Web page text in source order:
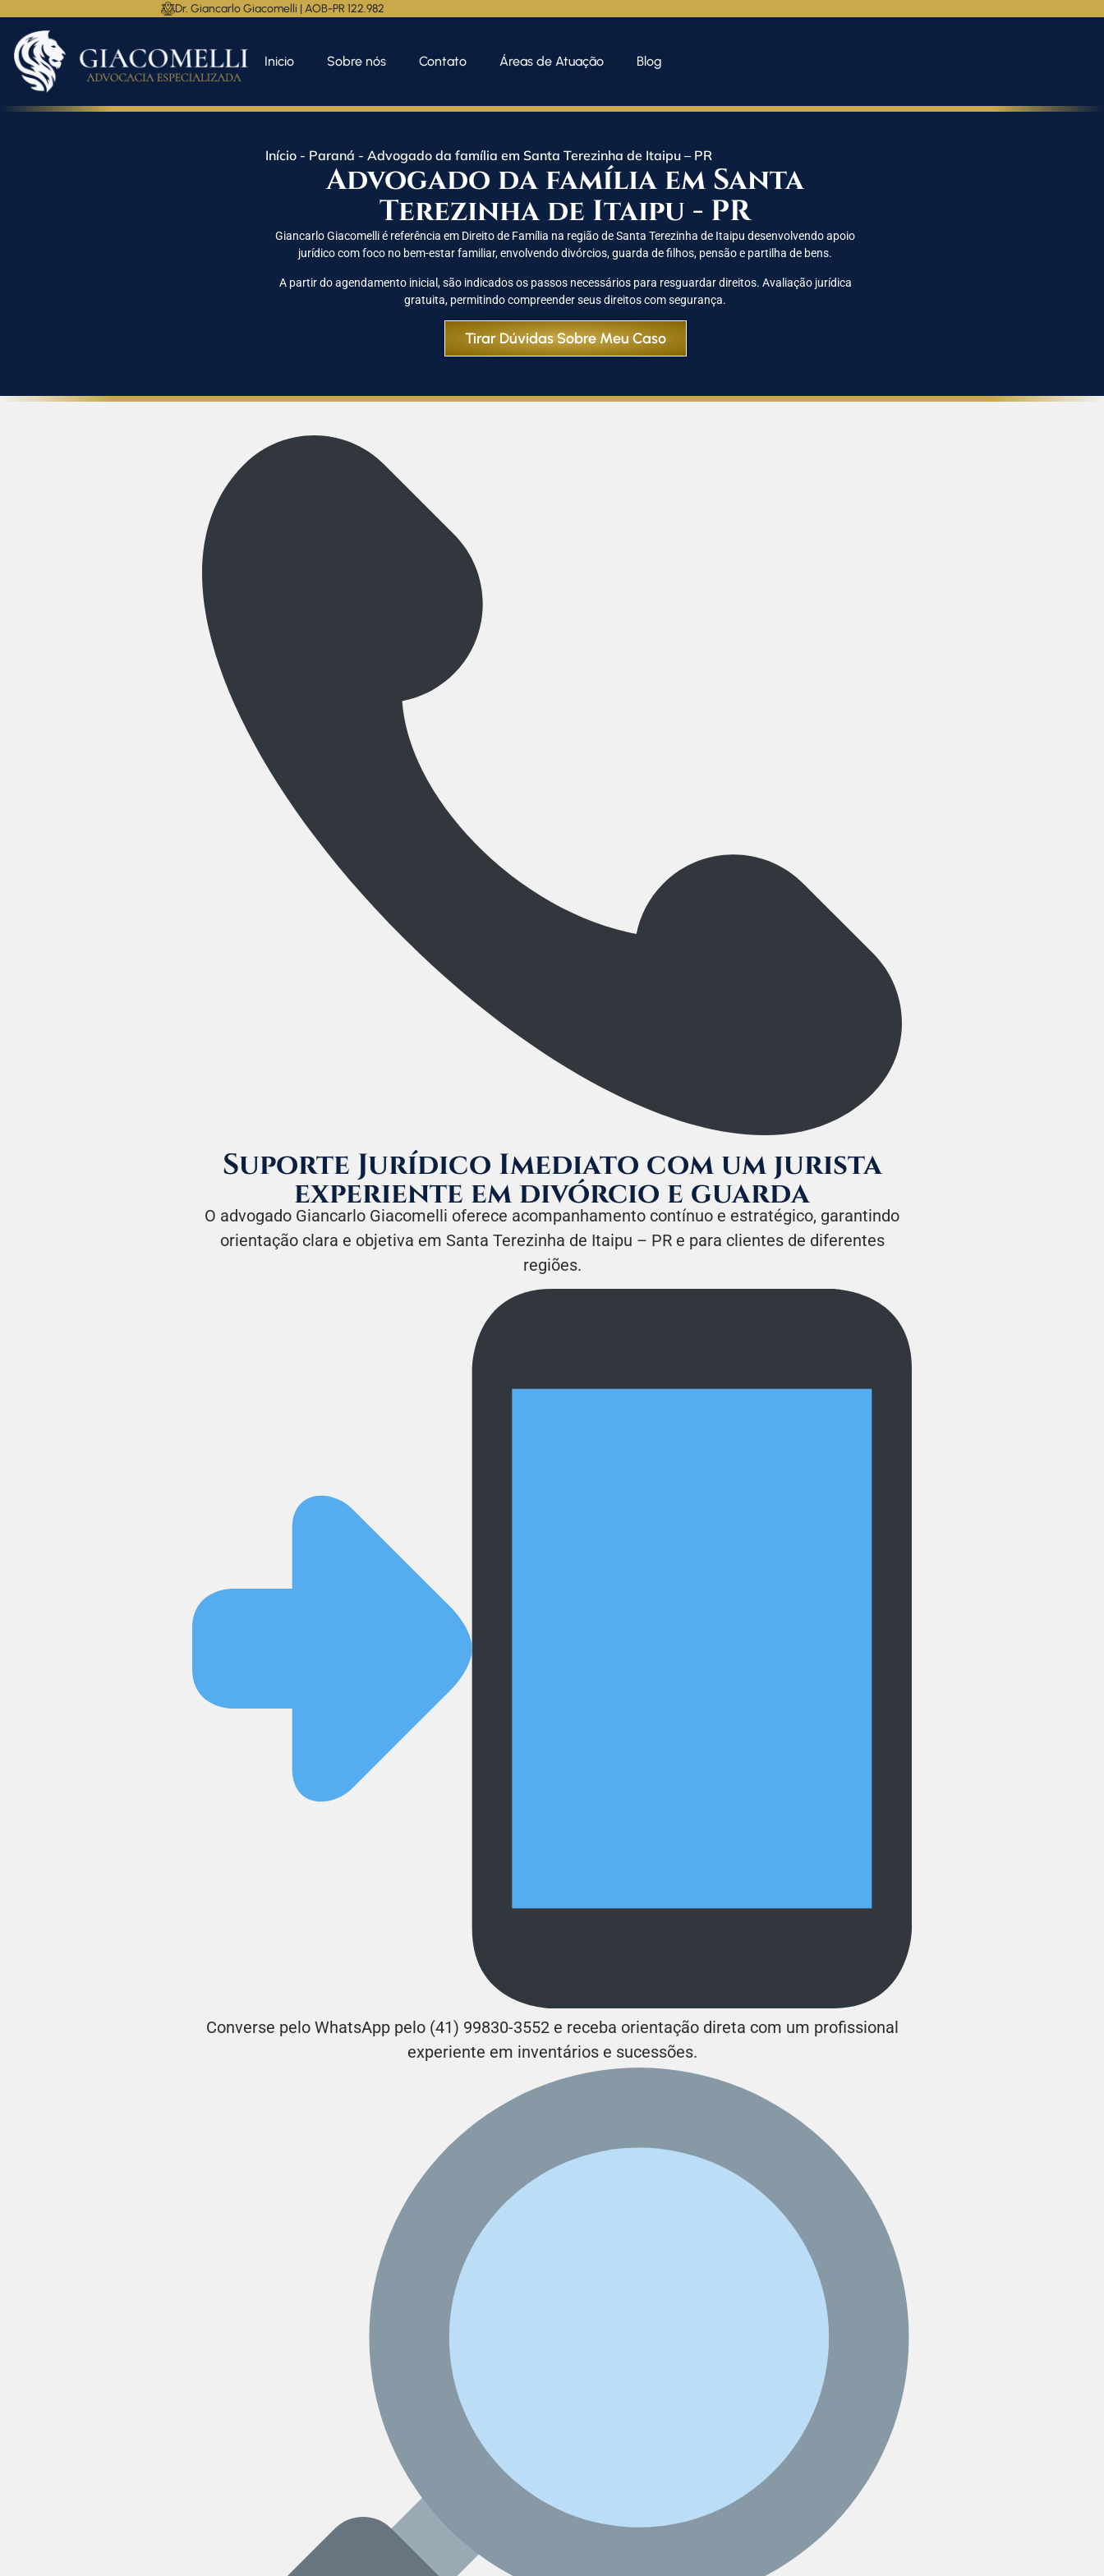
Dr. Giancarlo Giacomelli | AOB-PR 122.982
Inicio Sobre nós Contato Áreas de Atuação Blog
Início - Paraná -Advogado da família em Santa Terezinha de Itaipu – PR
Advogado da família em Santa
Terezinha de Itaipu - PR
Giancarlo Giacomelli é referência em Direito de Família na região de Santa Terezinha de Itaipu desenvolvendo apoio
jurídico com foco no bem-estar familiar, envolvendo divórcios, guarda de filhos, pensão e partilha de bens.
A partir do agendamento inicial, são indicados os passos necessários para resguardar direitos. Avaliação jurídica
gratuita, permitindo compreender seus direitos com segurança.
Tirar Dúvidas Sobre Meu Caso
Suporte Jurídico Imediato com um jurista
experiente em divórcio e guarda
O advogado Giancarlo Giacomelli oferece acompanhamento contínuo e estratégico, garantindo
orientação clara e objetiva em Santa Terezinha de Itaipu – PR e para clientes de diferentes
regiões.
Converse pelo WhatsApp pelo (41) 99830-3552 e receba orientação direta com um profissional
experiente em inventários e sucessões.